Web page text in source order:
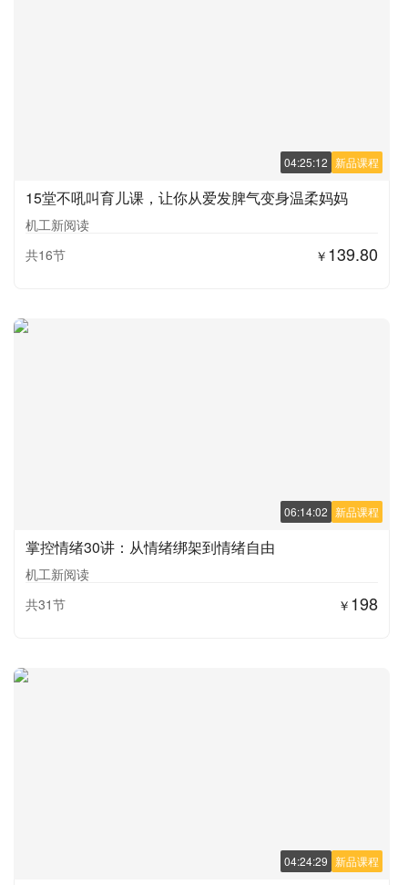
新品课程
04:25:12
15堂不吼叫育儿课，让你从爱发脾气变身温柔妈妈
机工新阅读
共16节
￥ 139.80
新品课程
06:14:02
掌控情绪30讲：从情绪绑架到情绪自由
机工新阅读
共31节
￥ 198
新品课程
04:24:29